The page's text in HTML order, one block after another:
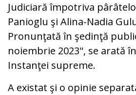
Judiciară împotriva
Panioglu şi Alina-Nadia
Pronunţată în şedinţă
noiembrie 2023", se arată
Instanţei supreme.
A existat şi o opinie